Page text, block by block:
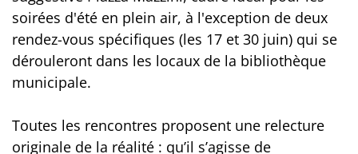
soirées d'été en plein air, à l'exception de deux
rendez-vous spécifiques (les 17 et 30 juin) qui se
dérouleront dans les locaux de la bibliothèque
municipale.
Toutes les rencontres proposent une relecture
originale de la réalité : qu’il s’agisse de